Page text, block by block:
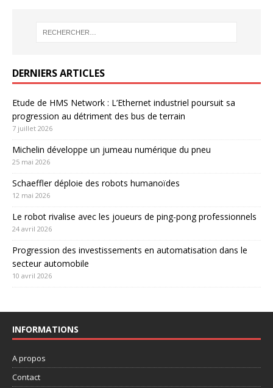
DERNIERS ARTICLES
Etude de HMS Network : L’Ethernet industriel poursuit sa
progression au détriment des bus de terrain
7 juillet 2026
Michelin développe un jumeau numérique du pneu
25 mai 2026
Schaeffler déploie des robots humanoïdes
12 mai 2026
Le robot rivalise avec les joueurs de ping-pong professionnels
24 avril 2026
Progression des investissements en automatisation dans le
secteur automobile
10 avril 2026
INFORMATIONS
A propos
Contact